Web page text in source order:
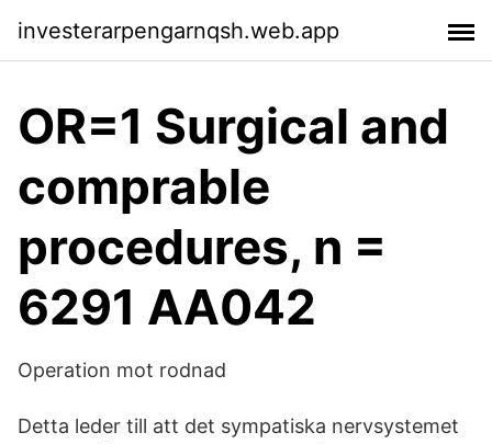
investerarpengarnqsh.web.app
OR=1 Surgical and
comprable
procedures, n =
6291 AA042
Operation mot rodnad
Detta leder till att det sympatiska nervsystemet